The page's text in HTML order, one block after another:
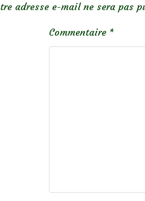
adresse e-mail ne sera pas
Commentaire *